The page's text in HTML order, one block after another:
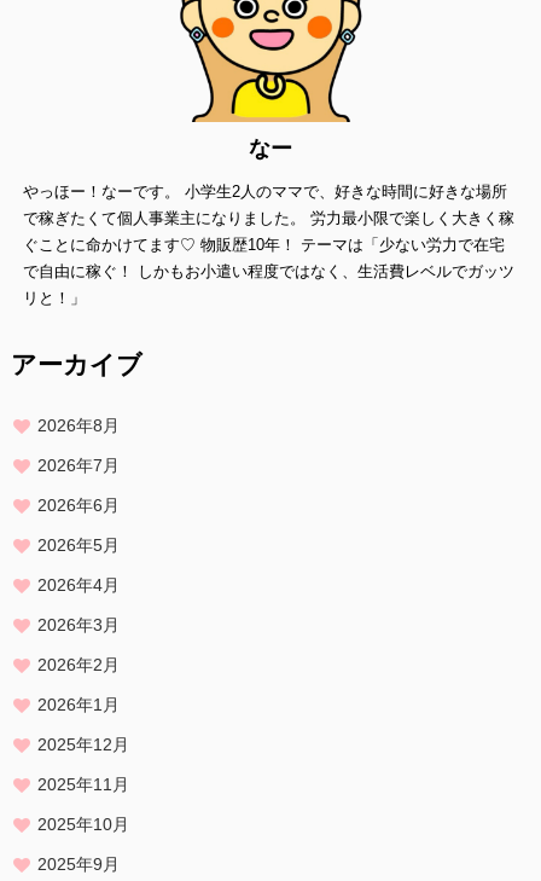
保護管理責任者を設置し、
十分な安全保護に努め、 また、個人情報を正確に、また最新なものに
保つよう、 お預かりした個人情報の適切な管理を行います。
情報内容の照会、修正または削除
当方は、お客様が当社にご提供いただいた個人情報の照会、修正また
ご本人であることを確認させていただいたうえで、合理的な範囲です
みやかに 対応させていただきます。
プライバシーに関する意見・苦情・異議申し立てについて
お客様が、当ウェブサイトで掲示した本方針を守っていないと思われ
よう努めます。
なー
やっほー！なーです。 小学生2人のママで、好きな時間に好きな場所
で稼ぎたくて個人事業主になりました。 労力最小限で楽しく大きく稼
ぐことに命かけてます♡ 物販歴10年！ テーマは「少ない労力で在宅
で自由に稼ぐ！ しかもお小遣い程度ではなく、生活費レベルでガッツ
リと！」
アーカイブ
2026年8月
2026年7月
2026年6月
2026年5月
2026年4月
2026年3月
2026年2月
2026年1月
2025年12月
2025年11月
2025年10月
2025年9月